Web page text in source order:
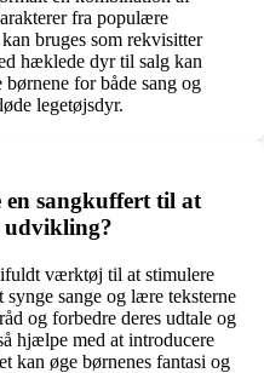
fra populære
bruges som rekvisitter
hæklede dyr til salg kan
for både sang og
legetøjsdyr.
sangkuffert til at
udvikling?
værktøj til at stimulere
sange og lære teksterne
og forbedre deres udtale og
hjælpe med at introducere
kan øge børnenes fantasi og